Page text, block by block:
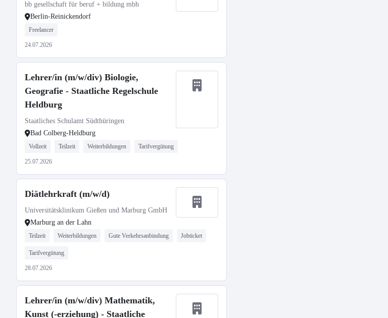
bb gesellschaft für beruf + bildung mbh
Berlin-Reinickendorf
Freelancer
24.07.2026
Lehrer/in (m/w/div) Biologie,
Geografie - Staatliche Regelschule
Heldburg
Staatliches Schulamt Südthüringen
Bad Colberg-Heldburg
Vollzeit Teilzeit Weiterbildungen Tarifvergütung
25.07.2026
Diätlehrkraft (m/w/d)
Universitätsklinikum Gießen und Marburg GmbH
Marburg an der Lahn
Teilzeit Weiterbildungen Gute Verkehrsanbindung Jobticket
Tarifvergütung
28.07.2026
Lehrer/in (m/w/div) Mathematik,
Kunst (-erziehung) - Staatliche